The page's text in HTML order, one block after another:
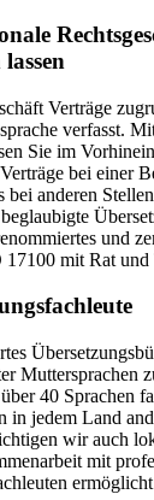
Verträge
verfasst.
Sie im
bei einer
anderen
und
mit Rat und
Muttersprachen
40 Sprachen
in jedem Land
wir auch
mit